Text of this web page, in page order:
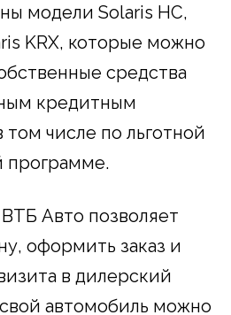
модели Solaris HC,
KRX, которые можно
средства
кредитным
числе по льготной
программе.
Авто позволяет
оформить заказ и
в дилерский
автомобиль можно